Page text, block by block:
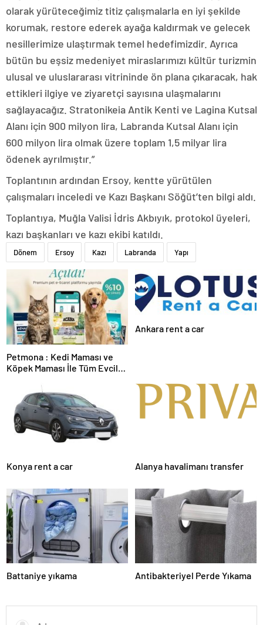
olarak yürüteceğimiz titiz çalışmalarla en iyi şekilde
korumak, restore ederek ayağa kaldırmak ve gelecek
nesillerimize ulaştırmak temel hedefimizdir. Ayrıca
bütün bu eşsiz medeniyet miraslarımızı kültür turizmin
ulusal ve uluslararası vitrininde ön plana çıkaracak, hak
ettikleri ilgiye ve ziyaretçi sayısına ulaşmalarını
sağlayacağız. Stratonikeia Antik Kenti ve Lagina Kutsal
Alanı için 900 milyon lira, Labranda Kutsal Alanı için
600 milyon lira olmak üzere toplam 1,5 milyar lira
ödenek ayrılmıştır.”
Toplantının ardından Ersoy, kentte yürütülen
çalışmaları inceledi ve Kazı Başkanı Söğüt’ten bilgi aldı.
Toplantıya, Muğla Valisi İdris Akbıyık, protokol üyeleri,
kazı başkanları ve kazı ekibi katıldı.
Dönem Ersoy Kazı Labranda Yapı
Petmona : Kedi Maması ve
Köpek Maması İle Tüm Evcil
Ankara rent a car
Konya rent a car Alanya havalimanı transfer
Battaniye yıkama Antibakteriyel Perde Yıkama